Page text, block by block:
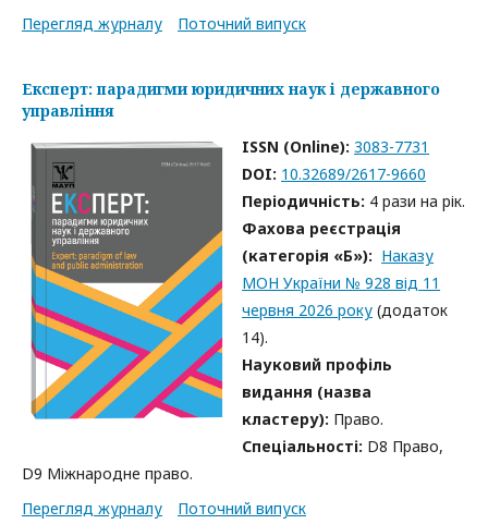
Перегляд журналу
Поточний випуск
Експерт: парадигми юридичних наук і державного
управління
ISSN (Online): 3083-7731
DOI: 10.32689/2617-9660
Періодичність: 4 рази на рік.
Фахова реєстрація
(категорія «Б»): Наказу
МОН України № 928 від 11
червня 2026 року (додаток
14).
Науковий профіль
видання (назва
кластеру): Право.
Спеціальності: D8 Право,
D9 Міжнародне право.
Перегляд журналу
Поточний випуск